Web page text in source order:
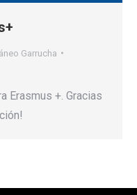
Garrucha
Erasmus +. Gracias